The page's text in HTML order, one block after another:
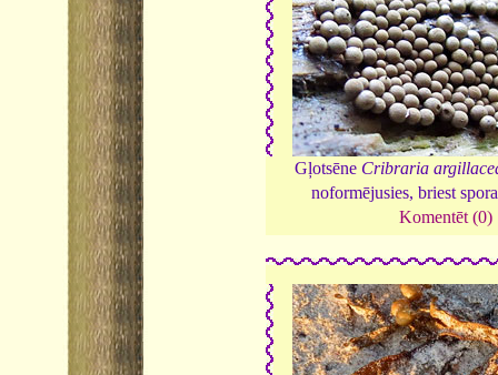
Gļotsēne Cribraria
noformējusies, briest
Komentēt (0)